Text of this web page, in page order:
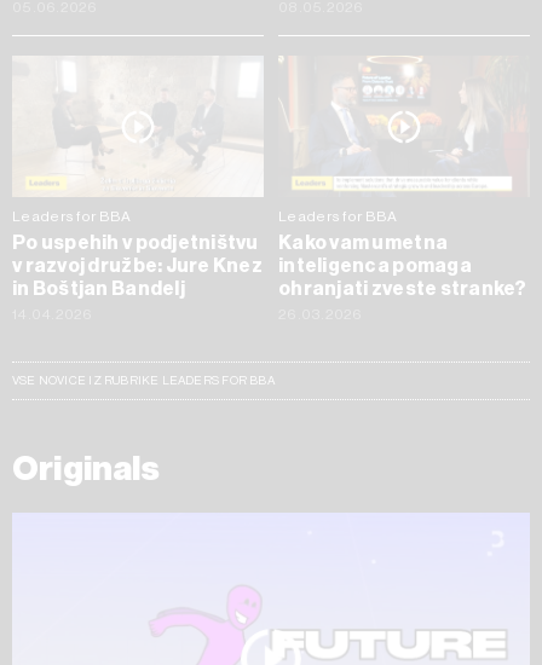
Leaders for BBA
Po uspehih v podjetništvu
v razvoj družbe: Jure Knez
in Boštjan Bandelj
Leaders for BBA
Kako vam umetna
inteligenca pomaga
ohranjati zveste stranke?
VSE NOVICE IZ RUBRIKE LEADERS FOR BBA
Originals